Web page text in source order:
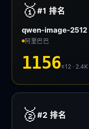
🥇 #1排名
qwen-image-2512
阿里巴巴
1156±12 ·
🥈 #2排名